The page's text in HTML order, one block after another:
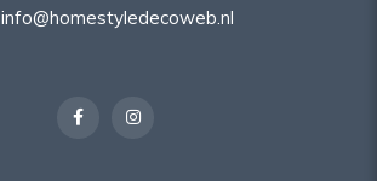
info@homestyledecoweb.nl